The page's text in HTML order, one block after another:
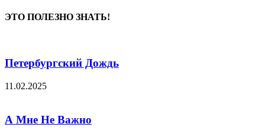
ЭТО ПОЛЕЗНО ЗНАТЬ!
Петербургский Дождь
11.02.2025
А Мне Не Важно